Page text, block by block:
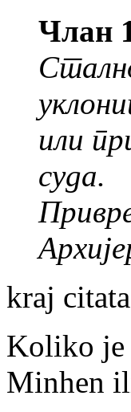
Члан
или
суда.
kraj citata
Koliko je
Minhen